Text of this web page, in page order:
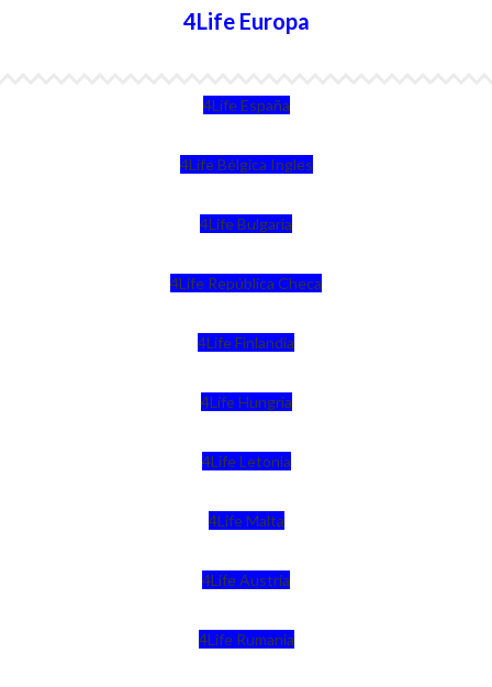
4Life Europa
4Life España
4Life Bélgica Ingles
4Life Bulgaria
4Life República Checa
4Life Finlandia
4Life Hungria
4Life Letonia
4Life Malta
4Life Austria
4Life Rumania